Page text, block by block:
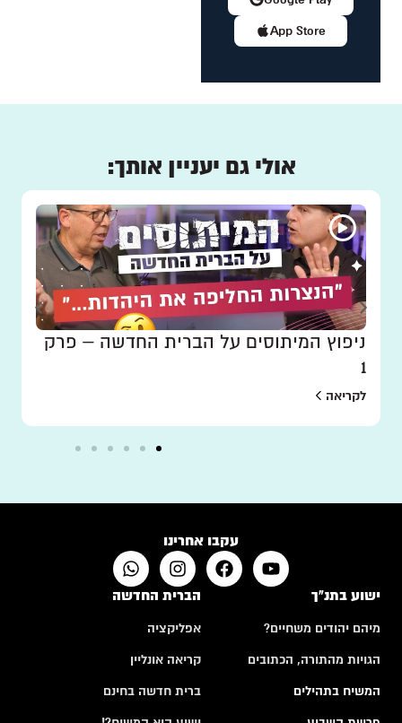
App Store
אולי גם יעניין אותך:
ניפוץ המיתוסים על הברית החדשה – פרק
1
לקריאה
עקבו אחרינו
ישוע בתנ"ך
מיהם יהודים משחיים?
הגויות מהתורה, הכתובים
המשיח בתהילים
הברית החדשה
אפליקציה
קריאה אונליין
ברית חדשה בחינם